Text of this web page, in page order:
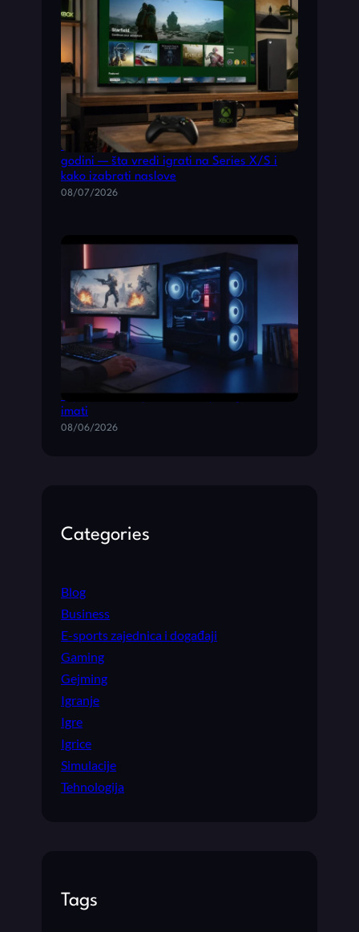
Vodič kroz najbolje Xbox igre u 2026.
godini — šta vredi igrati na Series X/S i
kako izabrati naslove
08/07/2026
Top 10 akcione pucačine za pc koje morate
imati
08/06/2026
Categories
Blog
Business
E-sports zajednica i događaji
Gaming
Gejming
Igranje
Igre
Igrice
Simulacije
Tehnologija
Tags